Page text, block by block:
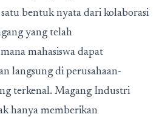
bentuk nyata dari kolaborasi
yang telah
mahasiswa dapat
langsung di perusahaan-
terkenal. Magang Industri
hanya memberikan